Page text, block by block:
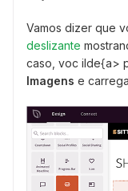
Vamos dizer que
deslizante
caso, voc ilde{a>
Imagens e